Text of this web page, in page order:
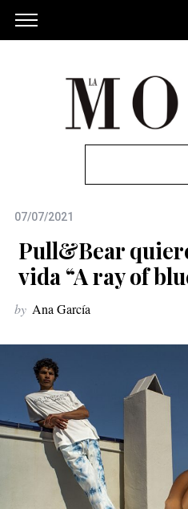
c
f
o
07/07/2021
Pull&Bear
vida “A ray of
by Ana García